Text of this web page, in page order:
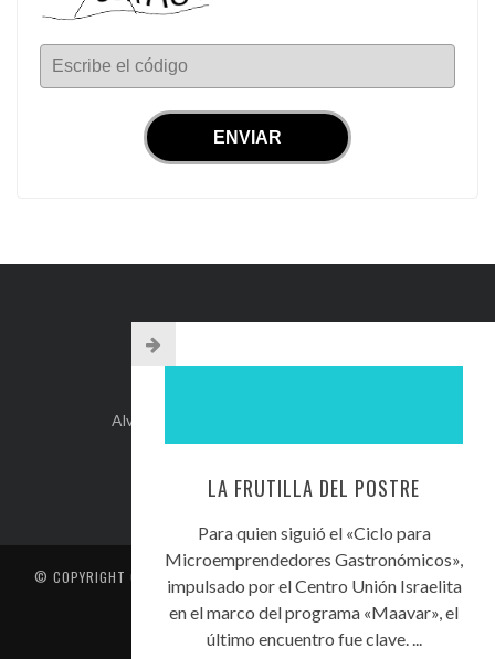
Escribe el código
LA FRUTILLA DEL POSTRE
Para quien siguió el «Ciclo para
Microemprendedores Gastronómicos»,
impulsado por el Centro Unión Israelita
en el marco del programa «Maavar», el
último encuentro fue clave. ...
INFO DE CONTACTO
Alvear 254, Córdoba Capital, Argentina.
+54-351-5892071
© COPYRIGHT CENTRO UNIÓN ISRAELITA DE CÓRDOBA . TODOS LOS
DERECHOS RESERVADOS
CONTACTO